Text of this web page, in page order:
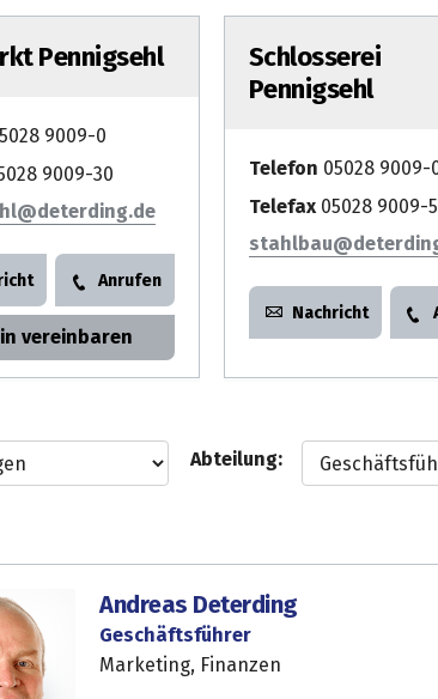
Pennigsehl
9009-0
9009-30
Anrufen
vereinbaren
Schlosserei
Pennigsehl
Telefon 05028 9009-
Telefax05028 9009-
stahlbau
Nachricht
Abteilung:
Andreas Deterding
Geschäftsführer
Marketing, Finanzen